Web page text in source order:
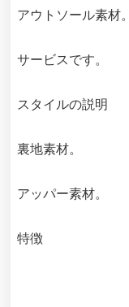
アウトソール素材。
サービスです。
スタイルの説明
裏地素材。
アッパー素材。
特徴